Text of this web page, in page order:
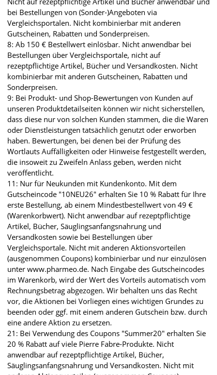
bei Bestellungen von (Sonder-)Angeboten via
Vergleichsportalen. Nicht kombinierbar mit anderen
Gutscheinen, Rabatten und Sonderpreisen.
8: Ab 150 € Bestellwert einlösbar. Nicht anwendbar bei
Bestellungen über Vergleichsportale, nicht auf
rezeptpflichtige Artikel, Bücher und Versandkosten. Nicht
kombinierbar mit anderen Gutscheinen, Rabatten und
Sonderpreisen.
9: Bei Produkt- und Shop-Bewertungen von Kunden auf
unseren Produktdetailseiten können wir nicht sicherstellen,
dass diese nur von solchen Kunden stammen, die die Waren
oder Dienstleistungen tatsächlich genutzt oder erworben
haben. Bewertungen, bei denen bei der Prüfung des
Wortlauts Auffälligkeiten oder Hinweise festgestellt werden,
die insoweit zu Zweifeln Anlass geben, werden nicht
veröffentlicht.
11: Nur für Neukunden mit Kundenkonto. Mit dem
Gutscheincode "10NEU26" erhalten Sie 10 % Rabatt für Ihre
erste Bestellung, ab einem Mindestbestellwert von 49 €
(Warenkorbwert). Nicht anwendbar auf rezeptpflichtige
Artikel, Bücher, Säuglingsanfangsnahrung und
Versandkosten sowie bei Bestellungen über
Vergleichsportale. Nicht mit anderen Aktionsvorteilen
(ausgenommen Coupons) kombinierbar und nur einzulösen
unter www.pharmeo.de. Nach Eingabe des Gutscheincodes
im Warenkorb, wird der Wert des Vorteils automatisch vom
Rechnungsbetrag abgezogen. Wir behalten uns das Recht
vor, die Aktionen bei Vorliegen eines wichtigen Grundes zu
beenden oder ggf. mit einem anderen Gutschein bzw. durch
eine andere Aktion zu ersetzen.
21: Bei Verwendung des Coupons "Summer20" erhalten Sie
20 % Rabatt auf viele Pierre Fabre-Produkte. Nicht
anwendbar auf rezeptpflichtige Artikel, Bücher,
Säuglingsanfangsnahrung und Versandkosten. Nicht mit